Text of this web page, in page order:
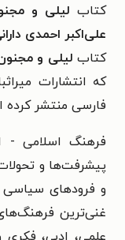
کتاب لیلی و
علی‌اکبر احمدی
کتابلیلی و
که انتشارات
فارسی منتشر
فرهنگ اسلامی -
پیشرفت‌ها و
و فرود‌های سیاسی
غنی‌ترین
علمی، ادبی، فکری